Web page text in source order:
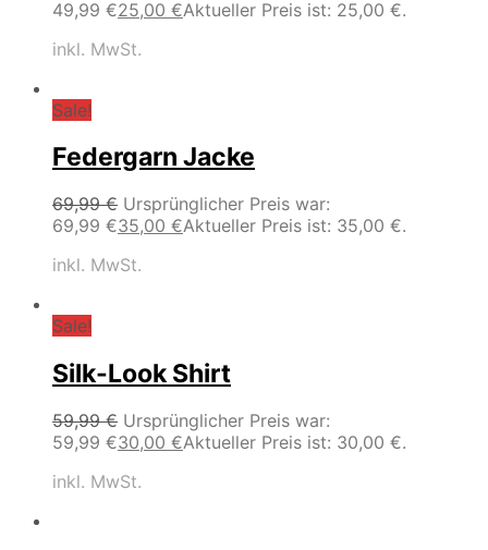
49,99 €25,00 €Aktueller Preis ist: 25,00 €.
inkl. MwSt.
Sale!
Federgarn Jacke
69,99€ Ursprünglicher Preis war:
69,99 €35,00 €Aktueller Preis ist: 35,00 €.
inkl. MwSt.
Sale!
Silk-Look Shirt
59,99€ Ursprünglicher Preis war:
59,99 €30,00 €Aktueller Preis ist: 30,00 €.
inkl. MwSt.